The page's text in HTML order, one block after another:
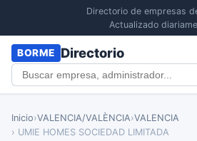
Directorio de empresas
Actualizado
BORME Directorio
Inicio›VALENCIA/VALÈNCIA›VALENCIA
› UMIE HOMES SOCIEDAD LIMITADA